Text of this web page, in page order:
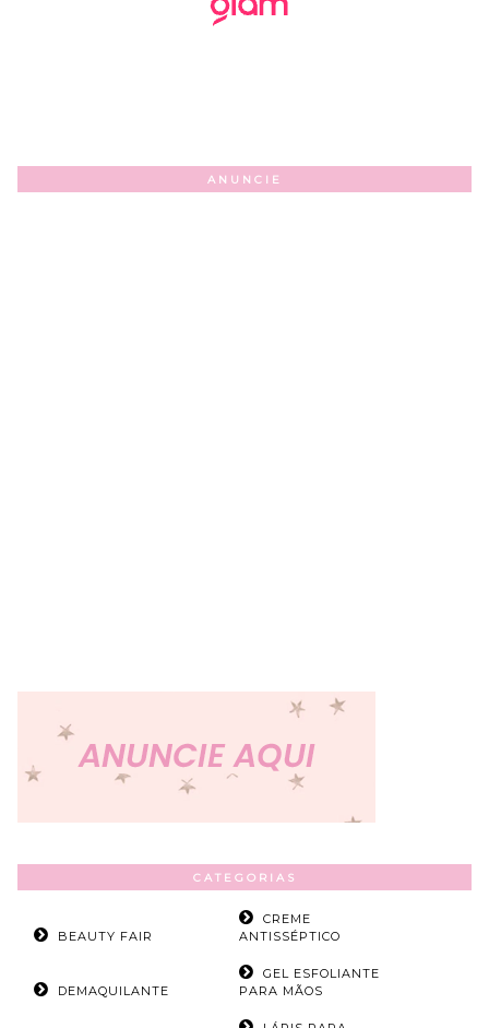
ANUNCIE
CATEGORIAS
BEAUTY FAIR
CREME
ANTISSÉPTICO
DEMAQUILANTE
GEL ESFOLIANTE
PARA MÃOS